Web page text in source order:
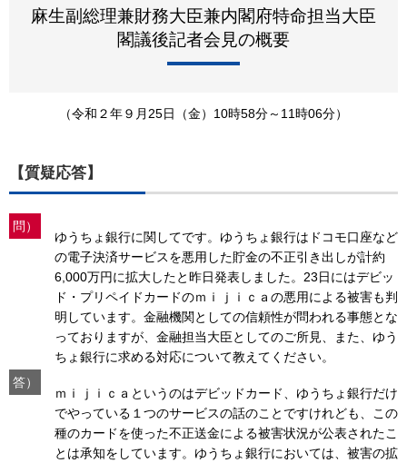
麻生副総理兼財務大臣兼内閣府特命担当大臣
閣議後記者会見の概要
（令和２年９月25日（金）10時58分～11時06分）
【質疑応答】
問）
ゆうちょ銀行に関してです。ゆうちょ銀行はドコモ口座など
の電子決済サービスを悪用した貯金の不正引き出しが計約
6,000万円に拡大したと昨日発表しました。23日にはデビッ
ド・プリペイドカードのｍｉｊｉｃａの悪用による被害も判
明しています。金融機関としての信頼性が問われる事態とな
っておりますが、金融担当大臣としてのご所見、また、ゆう
ちょ銀行に求める対応について教えてください。
答）
ｍｉｊｉｃａというのはデビッドカード、ゆうちょ銀行だけ
でやっている１つのサービスの話のことですけれども、この
種のカードを使った不正送金による被害状況が公表されたこ
とは承知をしています。ゆうちょ銀行においては、被害の拡